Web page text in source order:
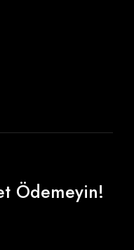
Ödemeyin!